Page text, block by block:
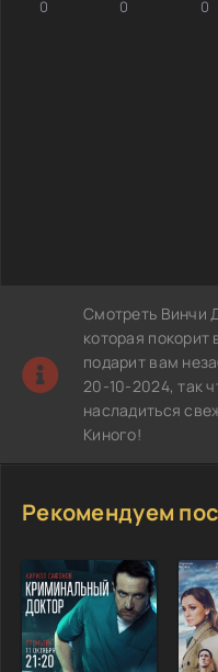
0 0 0
Смотреть Винчи
которая
подарит вам
20-10-2024, так
насладиться
Киного!
Рекомендуем